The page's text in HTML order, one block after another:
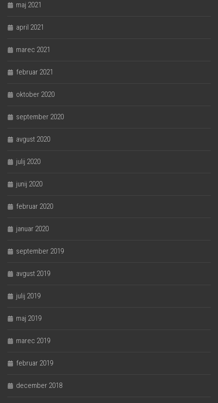
maj 2021
april 2021
marec 2021
februar 2021
oktober 2020
september 2020
avgust 2020
julij 2020
junij 2020
februar 2020
januar 2020
september 2019
avgust 2019
julij 2019
maj 2019
marec 2019
februar 2019
december 2018